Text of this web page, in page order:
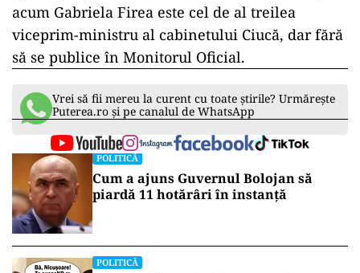
acum Gabriela Firea este cel de al treilea
viceprim-ministru al cabinetului Ciucă, dar fără
să se publice în Monitorul Oficial.
Vrei să fii mereu la curent cu toate știrile? Urmărește
Puterea.ro și pe canalul de WhatsApp
POLITICĂ
Cum a ajuns Guvernul Bolojan să
piardă 11 hotărâri în instanță
POLITICĂ